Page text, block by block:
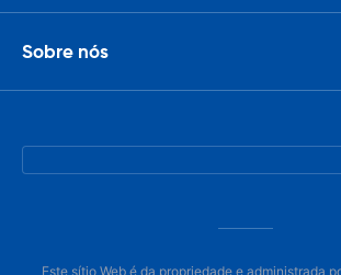
Sobre nós
Este sítio Web é da propriedade e administrada